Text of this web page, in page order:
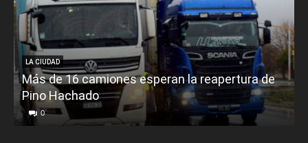
LA CIUDAD
Más de 16 camiones esperan la reapertura de
Pino Hachado
0